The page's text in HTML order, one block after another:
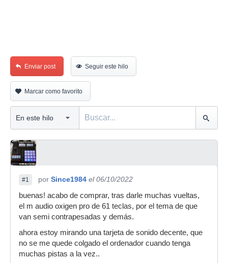
Enviar post Seguir este hilo
Marcar como favorito
#1 por Since1984 el 06/10/2022
buenas! acabo de comprar, tras darle muchas vueltas,
el m audio oxigen pro de 61 teclas, por el tema de que
van semi contrapesadas y demás.
ahora estoy mirando una tarjeta de sonido decente, que
no se me quede colgado el ordenador cuando tenga
muchas pistas a la vez..